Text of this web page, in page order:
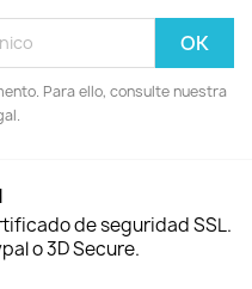
Para ello, consulte nuestra
de seguridad SSL.
o 3D Secure.